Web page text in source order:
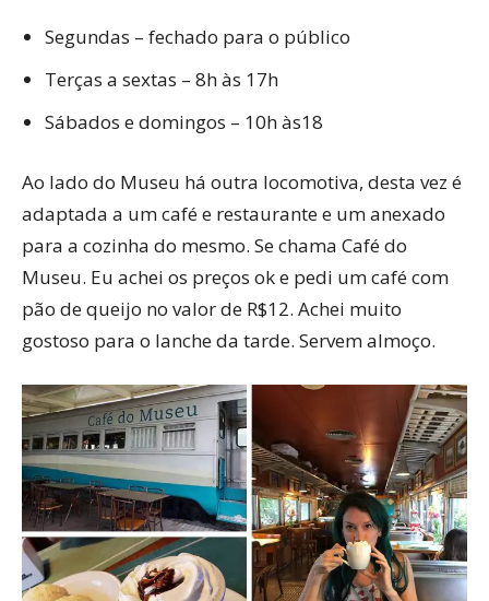
Segundas – fechado para o público
Terças a sextas – 8h às 17h
Sábados e domingos – 10h às18
Ao lado do Museu há outra locomotiva, desta vez é
adaptada a um café e restaurante e um anexado
para a cozinha do mesmo. Se chama Café do
Museu. Eu achei os preços ok e pedi um café com
pão de queijo no valor de R$12. Achei muito
gostoso para o lanche da tarde. Servem almoço.